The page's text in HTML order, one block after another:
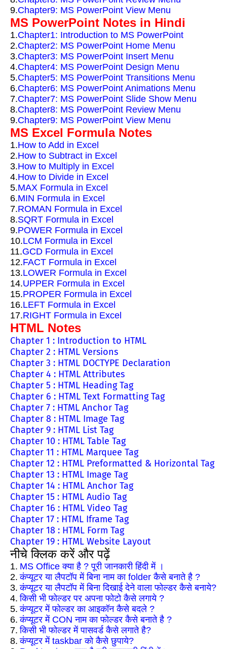
9.Chapter9: MS PowerPoint View Menu
MS PowerPoint Notes in Hindi
1.Chapter1: Introduction to MS PowerPoint
2.Chapter2: MS PowerPoint Home Menu
3.Chapter3: MS PowerPoint Insert Menu
4.Chapter4: MS PowerPoint Design Menu
5.Chapter5: MS PowerPoint Transitions Menu
6.Chapter6: MS PowerPoint Animations Menu
7.Chapter7: MS PowerPoint Slide Show Menu
8.Chapter8: MS PowerPoint Review Menu
9.Chapter9: MS PowerPoint View Menu
MS Excel Formula Notes
1.How to Add in Excel
2.How to Subtract in Excel
3.How to Multiply in Excel
4.How to Divide in Excel
5.MAX Formula in Excel
6.MIN Formula in Excel
7.ROMAN Formula in Excel
8.SQRT Formula in Excel
9.POWER Formula in Excel
10.LCM Formula in Excel
11.GCD Formula in Excel
12.FACT Formula in Excel
13.LOWER Formula in Excel
14.UPPER Formula in Excel
15.PROPER Formula in Excel
16.LEFT Formula in Excel
17.RIGHT Formula in Excel
HTML Notes
Chapter 1 : Introduction to HTML
Chapter 2 : HTML Versions
Chapter 3 : HTML DOCTYPE Declaration
Chapter 4 : HTML Attributes
Chapter 5 : HTML Heading Tag
Chapter 6 : HTML Text Formatting Tag
Chapter 7 : HTML Anchor Tag
Chapter 8 : HTML Image Tag
Chapter 9 : HTML List Tag
Chapter 10 : HTML Table Tag
Chapter 11 : HTML Marquee Tag
Chapter 12 : HTML Preformatted & Horizontal Tag
Chapter 13 : HTML Image Tag
Chapter 14 : HTML Anchor Tag
Chapter 15 : HTML Audio Tag
Chapter 16 : HTML Video Tag
Chapter 17 : HTML Iframe Tag
Chapter 18 : HTML Form Tag
Chapter 19 : HTML Website Layout
नीचे क्लिक करें और पढ़ें
1. MS Office क्या है ? पूरी जानकारी हिंदी में ।
2. कंप्यूटर या लैपटॉप में बिना नाम का folder कैसे बनाते है ?
3. कंप्यूटर या लैपटॉप में बिना दिखाई देने वाला फोल्डर कैसे बनाये?
4. किसी भी फोल्डर पर अपना फोटो कैसे लगाये ?
5. कंप्यूटर में फोल्डर का आइकॉन कैसे बदले ?
6. कंप्यूटर में CON नाम का फोल्डर कैसे बनाते है ?
7. किसी भी फोल्डर में पासवर्ड कैसे लगाते है?
8. कंप्यूटर में taskbar को कैसे छुपाये?